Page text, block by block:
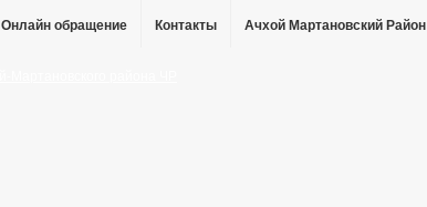
Онлайн обращение Контакты Ачхой Мартановский Район